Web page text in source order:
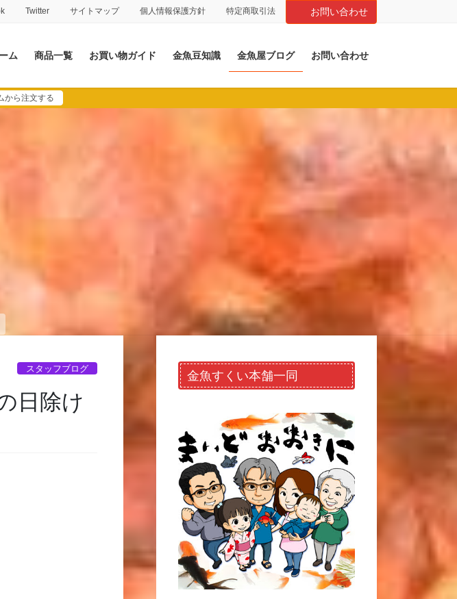
Twitter サイトマップ 個人情報保護方針 特定商取引法 お問い合わせ
ム 商品一覧 お買い物ガイド 金魚豆知識 金魚屋ブログ お問い合わせ
から注文する
スタッフブログ
日除け
金魚すくい本舗一同